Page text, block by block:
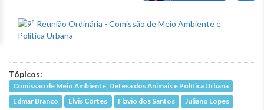
Tópicos:
Comissão de Meio Ambiente, Defesa dos Animais e Política Urbana
Edmar Branco
Elvis Côrtes Flávio dos Santos
Juliano Lopes